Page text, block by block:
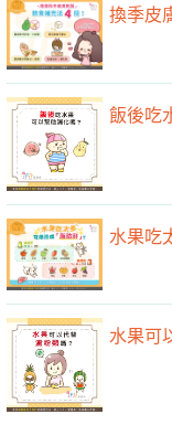
換季皮
飯後吃
水果吃
水果可